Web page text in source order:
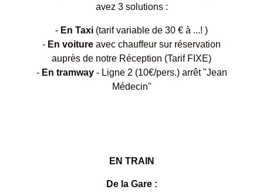
avez 3 solutions :
- En Taxi (tarif variable de 30 € à ...! )
- En voiture avec chauffeur sur réservation
auprès de notre Réception (Tarif FIXE)
- En tramway- Ligne 2 (10€/pers.) arrêt "Jean
Médecin"
EN TRAIN
De la Gare :